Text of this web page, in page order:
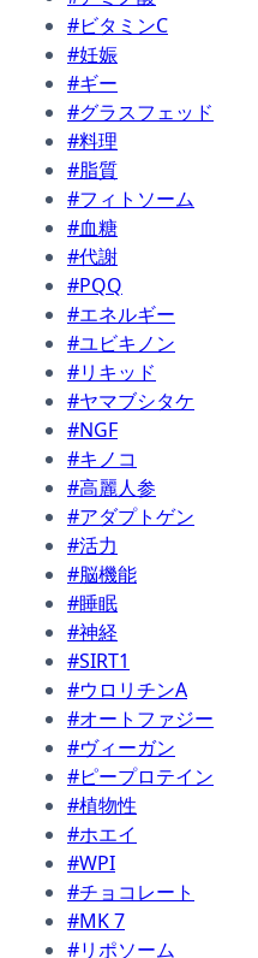
#ビタミンC
#妊娠
#ギー
#グラスフェッド
#料理
#脂質
#フィトソーム
#血糖
#代謝
#PQQ
#エネルギー
#ユビキノン
#リキッド
#ヤマブシタケ
#NGF
#キノコ
#高麗人参
#アダプトゲン
#活力
#脳機能
#睡眠
#神経
#SIRT1
#ウロリチンA
#オートファジー
#ヴィーガン
#ピープロテイン
#植物性
#ホエイ
#WPI
#チョコレート
#MK 7
#リポソーム